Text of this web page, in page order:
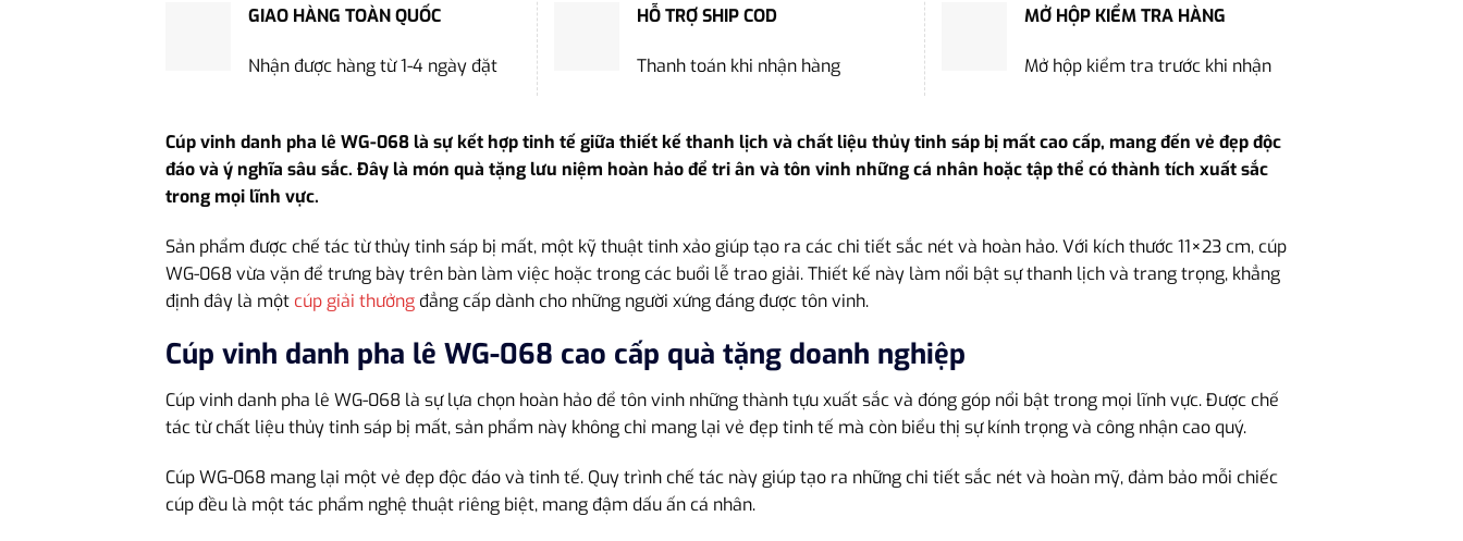
GIAO HÀNG TOÀN QUỐC
Nhận được hàng từ 1-4 ngày đặt
HỖ TRỢ SHIP COD
Thanh toán khi nhận hàng
MỞ HỘP KIỂM TRA HÀNG
Mở hộp kiểm tra trước khi nhận
Cúp vinh danh pha lê WG-068 là sự kết hợp tinh tế giữa thiết kế thanh lịch và chất liệu thủy tinh sáp bị mất cao cấp, mang đến vẻ đẹp độc
đáo và ý nghĩa sâu sắc. Đây là món quà tặng lưu niệm hoàn hảo để tri ân và tôn vinh những cá nhân hoặc tập thể có thành tích xuất sắc
trong mọi lĩnh vực.
Sản phẩm được chế tác từ thủy tinh sáp bị mất, một kỹ thuật tinh xảo giúp tạo ra các chi tiết sắc nét và hoàn hảo. Với kích thước 11×23 cm, cúp
WG-068 vừa vặn để trưng bày trên bàn làm việc hoặc trong các buổi lễ trao giải. Thiết kế này làm nổi bật sự thanh lịch và trang trọng, khẳng
định đây là một cúp giải thưởng đẳng cấp dành cho những người xứng đáng được tôn vinh.
Cúp vinh danh pha lê WG-068 cao cấp quà tặng doanh nghiệp
Cúp vinh danh pha lê WG-068 là sự lựa chọn hoàn hảo để tôn vinh những thành tựu xuất sắc và đóng góp nổi bật trong mọi lĩnh vực. Được chế
tác từ chất liệu thủy tinh sáp bị mất, sản phẩm này không chỉ mang lại vẻ đẹp tinh tế mà còn biểu thị sự kính trọng và công nhận cao quý.
Cúp WG-068 mang lại một vẻ đẹp độc đáo và tinh tế. Quy trình chế tác này giúp tạo ra những chi tiết sắc nét và hoàn mỹ, đảm bảo mỗi chiếc
cúp đều là một tác phẩm nghệ thuật riêng biệt, mang đậm dấu ấn cá nhân.